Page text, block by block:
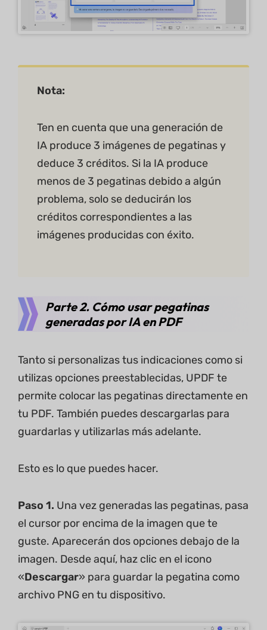
Nota:
Ten en cuenta que una generación de
IA produce 3 imágenes de pegatinas y
deduce 3 créditos. Si la IA produce
menos de 3 pegatinas debido a algún
problema, solo se deducirán los
créditos correspondientes a las
imágenes producidas con éxito.
Parte 2. Cómo usar pegatinas
generadas por IA en PDF
Tanto si personalizas tus indicaciones como si
utilizas opciones preestablecidas, UPDF te
permite colocar las pegatinas directamente en
tu PDF. También puedes descargarlas para
guardarlas y utilizarlas más adelante.
Esto es lo que puedes hacer.
Paso 1. Una vez generadas las pegatinas, pasa
el cursor por encima de la imagen que te
guste. Aparecerán dos opciones debajo de la
imagen. Desde aquí, haz clic en el icono
«Descargar» para guardar la pegatina como
archivo PNG en tu dispositivo.